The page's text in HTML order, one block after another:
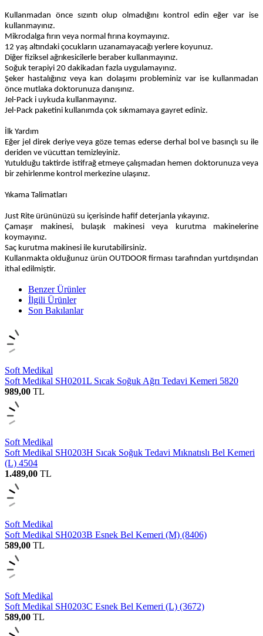
Kullanmadan önce sızıntı olup olmadığını kontrol edin eğer var ise
kullanmayınız.
Mikrodalga fırın veya normal fırına koymayınız.
12 yaş altındaki çocukların uzanamayacağı yerlere koyunuz.
Diğer fiziksel ağrıkesicilerle beraber kullanmayınız.
Soğuk terapiyi 20 dakikadan fazla uygulamayınız.
Şeker hastalığınız veya kan dolaşımı probleminiz var ise kullanmadan
önce mutlaka doktorunuza danışınız.
Jel-Pack i uykuda kullanmayınız.
Jel-Pack paketini kullanımda çok sıkmamaya gayret ediniz.
İlk Yardım
Eğer jel direk deriye veya göze temas ederse derhal bol ve basınçlı su ile
deriden ve vücuttan temizleyiniz.
Yutulduğu taktirde istifrağ etmeye çalışmadan hemen doktorunuza veya
bir zehirlenme kontrol merkezine ulaşınız.
Yıkama Talimatları
Just Rite ürününüzü su içerisinde hafif deterjanla yıkayınız.
Çamaşır makinesi, bulaşık makinesi veya kurutma makinelerine
koymayınız.
Saç kurutma makinesi ile kurutabilirsiniz.
Kullanmakta olduğunuz ürün OUTDOOR firması tarafından yurtdışından
ithal edilmiştir.
Benzer Ürünler
İlgili Ürünler
Son Bakılanlar
Soft Medikal
Soft Medikal SH0201L Sıcak Soğuk Ağrı Tedavi Kemeri 5820
989,00 TL
Soft Medikal
Soft Medikal SH0203H Sıcak Soğuk Tedavi Mıknatıslı Bel Kemeri
(L) 4504
1.489,00 TL
Soft Medikal
Soft Medikal SH0203B Esnek Bel Kemeri (M) (8406)
589,00 TL
Soft Medikal
Soft Medikal SH0203C Esnek Bel Kemeri (L) (3672)
589,00 TL